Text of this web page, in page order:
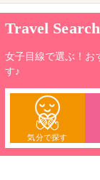
Travel Search
女子目線で選ぶ！お
す♪
気分で探す